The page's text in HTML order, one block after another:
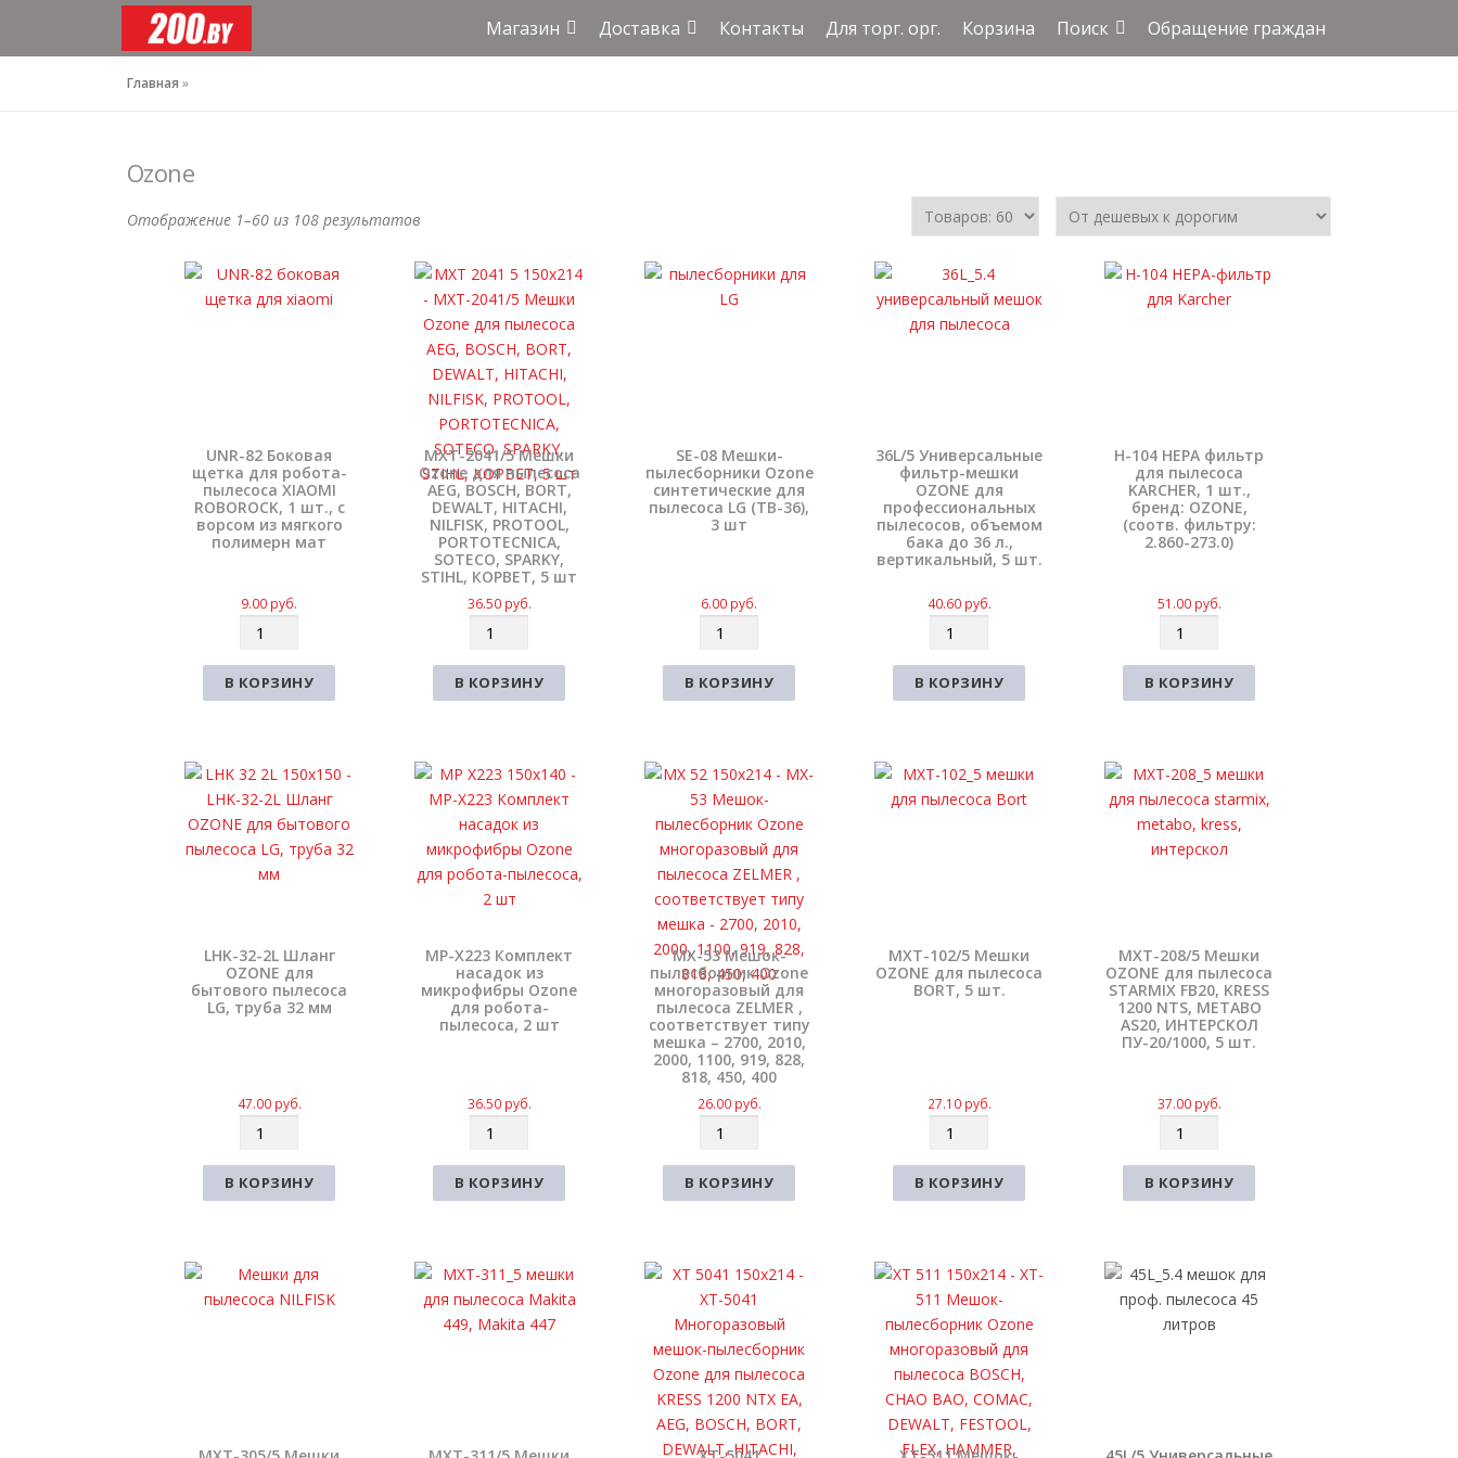
содержимому
Магазин Доставка Контакты Для торг. орг. Корзина Поиск Обращение граждан
Главная »
Ozone
Отображение 1–60 из 108 результатов
UNR-82 Боковая
щетка для робота-
пылесоса XIAOMI
ROBOROCK, 1 шт., с
ворсом из мягкого
полимерн мат
9.00 руб.
л
и
с
т
в
о
В КОРЗИНУ
MXT-2041/5 Мешки
Ozone для пылесоса
AEG, BOSCH, BORT,
DEWALT, HITACHI,
NILFISK, PROTOOL,
PORTOTECNICA,
SOTECO, SPARKY,
STIHL, КОРВЕТ, 5 шт
36.50 руб.
л
и
с
т
в
о
В КОРЗИНУ
SE-08 Мешки-
пылесборники Ozone
синтетические для
пылесоса LG (TB-36),
3 шт
6.00 руб.
л
и
с
т
в
о
В КОРЗИНУ
36L/5 Универсальные
фильтр-мешки
OZONE для
профессиональных
пылесосов, объемом
бака до 36 л.,
вертикальный, 5 шт.
40.60 руб.
л
и
с
т
В КОРЗИНУ
H-104 HEPA фильтр
для пылесоса
KARCHER, 1 шт.,
бренд: OZONE,
(соотв. фильтру:
2.860-273.0)
51.00 руб.
л
и
с
т
в
о
В КОРЗИНУ
LHK-32-2L Шланг
OZONE для
бытового пылесоса
LG, труба 32 мм
47.00 руб.
л
и
с
т
В КОРЗИНУ
MP-X223 Комплект
насадок из
микрофибры Ozone
для робота-
пылесоса, 2 шт
36.50 руб.
л
и
с
т
в
В КОРЗИНУ
MX-53 Мешок-
пылесборник Ozone
многоразовый для
пылесоса ZELMER ,
соответствует типу
мешка – 2700, 2010,
2000, 1100, 919, 828,
818, 450, 400
26.00 руб.
л
и
с
т
в
о
В КОРЗИНУ
MXT-102/5 Мешки
OZONE для пылесоса
BORT, 5 шт.
27.10 руб.
л
и
с
т
в
о
В КОРЗИНУ
MXT-208/5 Мешки
OZONE для пылесоса
STARMIX FB20, KRESS
1200 NTS, METABO
AS20, ИНТЕРСКОЛ
ПУ-20/1000, 5 шт.
37.00 руб.
л
и
с
т
в
В КОРЗИНУ